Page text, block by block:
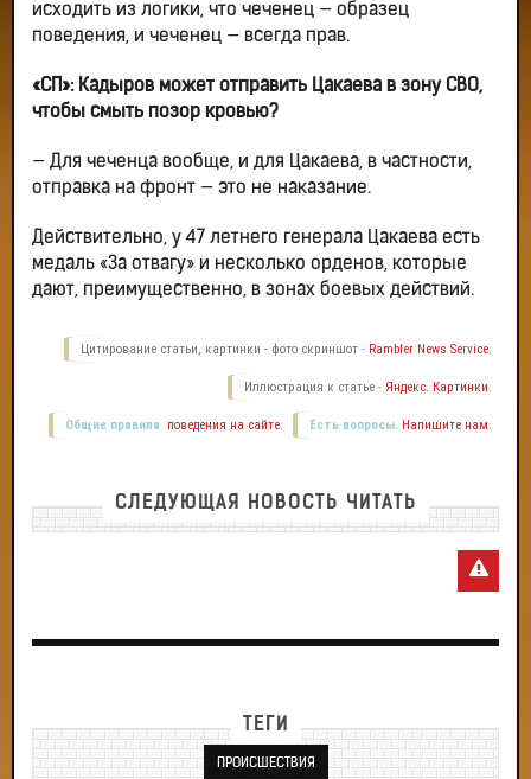
исходить из логики, что чеченец — образец
поведения, и чеченец — всегда прав.
«СП»: Кадыров может отправить Цакаева в зону СВО,
чтобы смыть позор кровью?
— Для чеченца вообще, и для Цакаева, в частности,
отправка на фронт — это не наказание.
Действительно, у 47 летнего генерала Цакаева есть
медаль «За отвагу» и несколько орденов, которые
дают, преимущественно, в зонах боевых действий.
Цитирование статьи, картинки - фото скриншот - Rambler News Service.
Иллюстрация к статье - Яндекс. Картинки.
Есть вопросы. Напишите нам.
Общие правила поведения на сайте.
СЛЕДУЮЩАЯ НОВОСТЬ ЧИТАТЬ
ТЕГИ
ПРОИСШЕСТВИЯ